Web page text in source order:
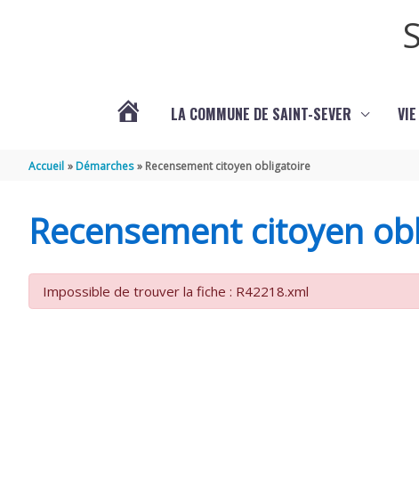
SEVER
LA COMMUNE DE SAINT-SEVER
Accueil Démarches Recensement citoyen obligatoire
Recensement citoyen
Impossible de trouver la fiche : R42218.xml